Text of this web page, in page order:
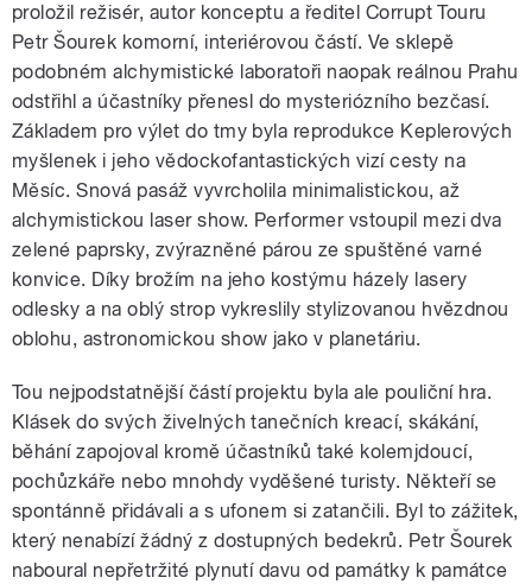
proložil režisér, autor konceptu a ředitel Corrupt Touru
Petr Šourek komorní, interiérovou částí. Ve sklepě
podobném alchymistické laboratoři naopak reálnou Prahu
odstřihl a účastníky přenesl do mysteriózního bezčasí.
Základem pro výlet do tmy byla reprodukce Keplerových
myšlenek i jeho vědockofantastických vizí cesty na
Měsíc. Snová pasáž vyvrcholila minimalistickou, až
alchymistickou laser show. Performer vstoupil mezi dva
zelené paprsky, zvýrazněné párou ze spuštěné varné
konvice. Díky brožím na jeho kostýmu házely lasery
odlesky a na oblý strop vykreslily stylizovanou hvězdnou
oblohu, astronomickou show jako v planetáriu.
Tou nejpodstatnější částí projektu byla ale pouliční hra.
Klásek do svých živelných tanečních kreací, skákání,
běhání zapojoval kromě účastníků také kolemjdoucí,
pochůzkáře nebo mnohdy vyděšené turisty. Někteří se
spontánně přidávali a s ufonem si zatančili. Byl to zážitek,
který nenabízí žádný z dostupných bedekrů. Petr Šourek
naboural nepřetržité plynutí davu od památky k památce